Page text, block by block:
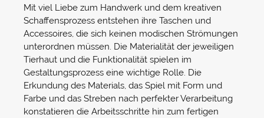
Mit viel Liebe zum Handwerk und dem kreativen
Schaffensprozess entstehen ihre Taschen und
Accessoires, die sich keinen modischen Strömungen
unterordnen müssen. Die Materialität der jeweiligen
Tierhaut und die Funktionalität spielen im
Gestaltungsprozess eine wichtige Rolle. Die
Erkundung des Materials, das Spiel mit Form und
Farbe und das Streben nach perfekter Verarbeitung
konstatieren die Arbeitsschritte hin zum fertigen